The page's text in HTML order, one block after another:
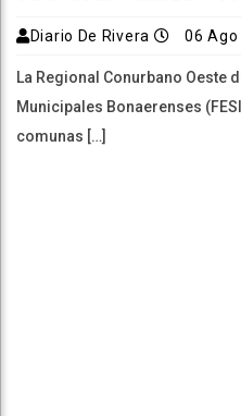
Diario De Rivera 06 Ago
La Regional Conurbano Oeste
Municipales Bonaerenses
comunas […]